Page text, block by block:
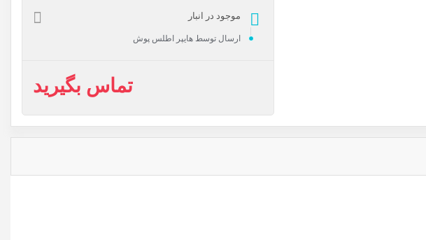
موجود در انبار
ارسال توسط هایپر اطلس پوش
تماس بگیرید